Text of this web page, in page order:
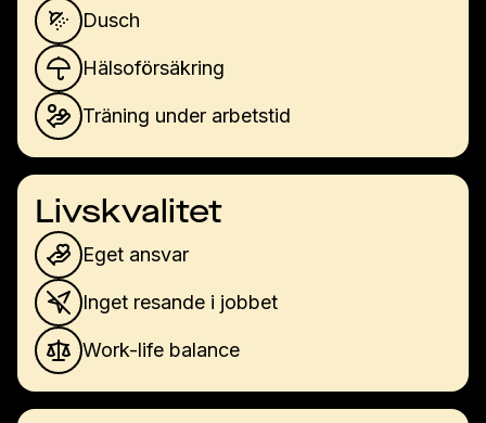
Dusch
Hälsoförsäkring
Träning under arbetstid
Livskvalitet
Eget ansvar
Inget resande i jobbet
Work-life balance